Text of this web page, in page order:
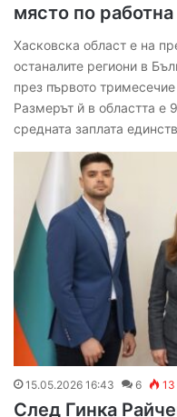
място по работна
Хасковска област е на
останалите региони в
през първото
Размерът й в областта е
средната заплата
15.05.2026 16:43 6 13
След Гинка